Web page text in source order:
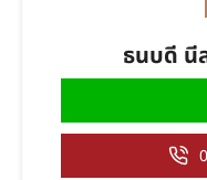
ธนบดี นี